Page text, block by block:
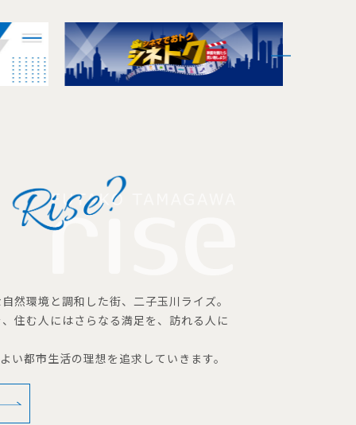
然環境と調和した街、二子玉川ライズ。
住む人にはさらなる満足を、訪れる人に
い都市生活の理想を追求していきます。